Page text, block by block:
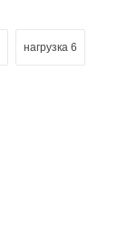
нагрузка 6